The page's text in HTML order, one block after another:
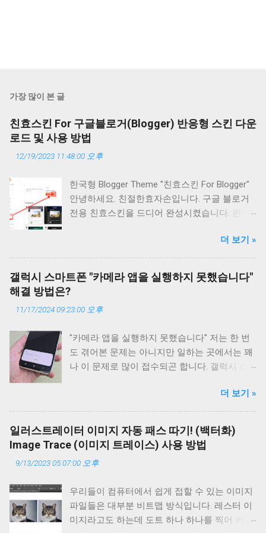
가장 많이 본 글
친효스킨 For 구글블로거(Blogger) 반응형 스킨 다운
로드 및 사용 방법
12/19/2023 11:48:00 오후
한국형 Blogger Theme "친효스킨 For Blogger"
안녕하세요. 친절한효자손입니다. 구글 블로거
전용 친효스킨을 드디어 완성시켰습니다. 완전
반응형 테마를 개조하여 제작한 테마입니다. 따
라서 기본 스타일은 어느정도 완성이 된 상태에
서 약간의 HTML 편집과 CSS를 조작하여 완성
시킨 테마입니다. 개인적으로는 상당히 깔끔해
는 약간 오밀조밀한 느낌이었다면 구글 블로거
시원한 느낌이 강합니다. 그러면 어떻게 적용시
키고 사용하는지 알아보겠습니다. 현재 본 블로
거에도 친효스킨 For 구글블로거 테마가 적용되
기 전에 백업을 하시고 진행해주시기 바랍니다.
혹시 모를 문제에 대비해서 말이죠. 백업은 필수
입니다. 백업 방법은 테마 적용하는 과정에서 한
번 다시 언급해 드리겠습니다. 신청서 작성하기
반드시 신청서 작성 후 후원을 진행하시고 댓글
야 합니다. 또한 후원자 성함도 같이 알려주세
요. 그래야 신청서와 입금자를 비교 완료하고 확
인이 될 때 테마 파일을 이메일로 전송해 드릴
더 보기 »
갤럭시 스마트폰 "카메라 앱을 실행하지 못했습니다"
해결 방법은?
11/17/2024 09:23:00 오후
"카메라 앱을 실행하지 못했습니다" 저는 한 번
도 겪어본 문제는 아니지만 일하는 곳에서는 꽤
나 이 문제로 많이 접수되곤 합니다. 갤럭시 스
해결하는 방법이 있나 싶어서 구글 검색을 해보
니 역시 스마트폰 초기화가 압도적인 해결 방법
으로 제시가 되고 있습니다. 문제는 초기화를 해
도 안 되는 경우죠. 즉 물리적인 고장입니다. 안
타깝게도 이 문제는 논리적 문제보다는 물리적
문제인 경우가 훨씬 많습니다. 바로 "카메라 앱
못 하는건데...? 다시 한 번 말씀드리자면 갤럭시
스마트폰의 카메라 앱 실행 문제는 대부분 하드
웨어적인 문제입니다. 그렇다면 하드웨어의 어
더 보기 »
일러스트레이터 이미지 자동 패스 따기! (백터화)
Image Trace (이미지 트레이스) 사용 방법
9/13/2023 05:07:00 오후
우리들이 컴퓨터에서 쉽게 접할 수 있는 이미지
파일들은 대부분 비트맵 방식입니다. 레스터 이
미지라고도 하는데 도트 하나 하나를 찍어 커다